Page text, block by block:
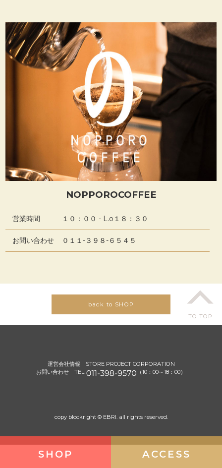
NOPPOROCOFFEE
営業時間 １０：００ - L.o１８：３０
お問い合わせ ０１１-３９８-６５４５
TO TOP
back to SHOP
運営会社情報
STORE PROJECT CORPORATION
お問い合わせ TEL
（10：00～18：00）
copy blockright © EBRI. all rights reserved.
SHOP ACCESS